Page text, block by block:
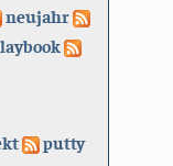
neujahr
putty